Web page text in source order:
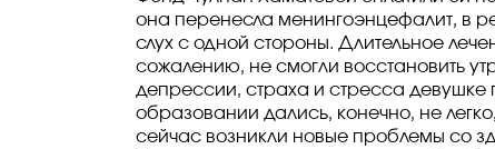
она перенесла менингоэнцефалит, в
слух с одной стороны. Длительное
сожалению, не смогли восстановить
депрессии, страха и стресса
образовании дались, конечно, не
сейчас возникли новые проблемы со